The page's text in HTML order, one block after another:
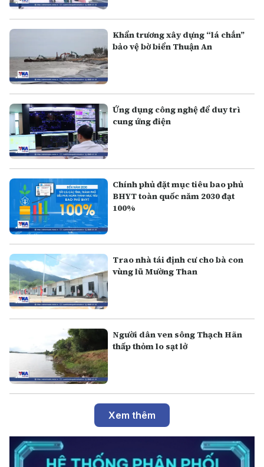
Khẩn trương xây dựng “lá chắn”
bảo vệ bờ biển Thuận An
Ứng dụng công nghệ để duy trì
cung ứng điện
Chính phủ đặt mục tiêu bao phủ
BHYT toàn quốc năm 2030 đạt
100%
Tr ao nhà tái định cư cho bà con
vùng lũ Mường Than
Người dân ven sông Thạch Hãn
thấp thỏm lo sạt lở
Xem thêm